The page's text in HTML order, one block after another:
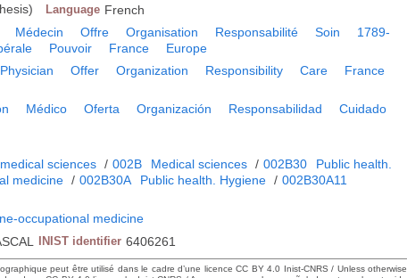
Language French
Médecin Offre Organisation Responsabilité Soin
1789-
Pouvoir France Europe
Physician Offer Organization Responsibility Care
France
Médico Oferta Organización Responsabilidad
Cuidado
sciences / 002B Medical sciences / 002B30
Public health.
medicine / 002B30A Public health. Hygiene / 002B30A11
occupational medicine
INIST identifier 6406261
peut être utilisé dans le cadre d’une licence CC BY 4.0 Inist-CNRS / Unless otherwise